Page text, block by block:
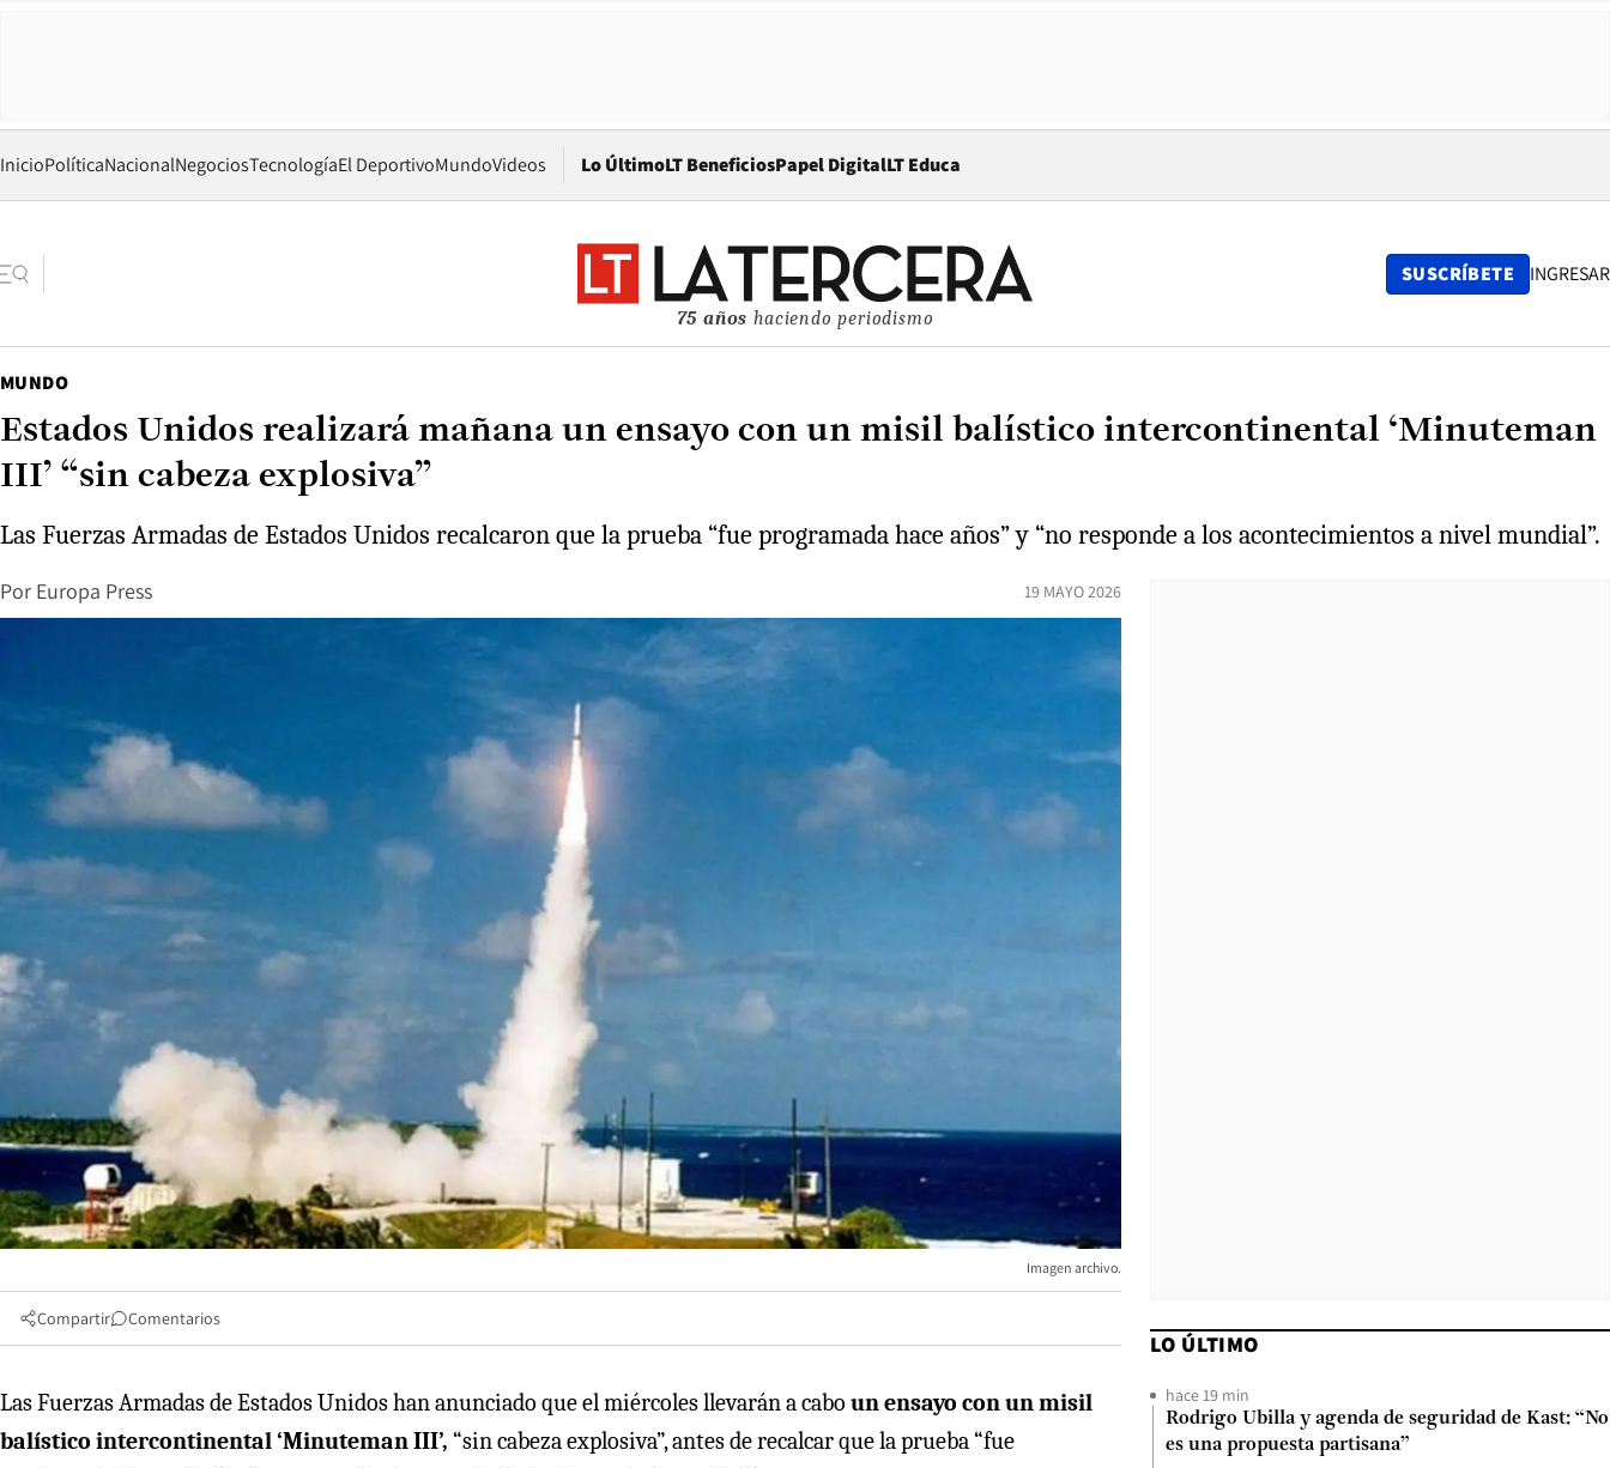
InicioPolíticaNacionalNegociosTecnologíaEl DeportivoMundoVideos Lo ÚltimoLT BeneficiosPapel DigitalOpens in new window
LT Educa
75 años haciendo periodismo
SUSCRÍBETE INGRESAR
MUNDO
Estados Unidos realizará mañana un ensayo con un misil balístico intercontinental ‘Minuteman
III’ “sin cabeza explosiva”
Las Fuerzas Armadas de Estados Unidos recalcaron que la prueba “fue programada hace años” y “no responde a los acontecimientos a nivel mundial”.
Por Europa Press 19 MAYO 2026
Imagen archivo.
Compartir Comentarios
Las Fuerzas Armadas de Estados Unidos han anunciado que el miércoles llevarán a cabo un ensayo con un misil
balístico intercontinental ‘Minuteman III’, “sin cabeza explosiva”, antes de recalcar que la prueba “fue
LO ÚLTIMO
hace 19 min
Rodrigo Ubilla y agenda de seguridad de Kast: “No
es una propuesta partisana”